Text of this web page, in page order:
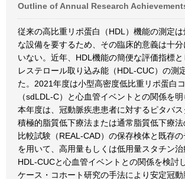
Outline of Annual Research
従来の高比重リポ蛋白（HDL）機能の測定
な設備を要するため、その臨床的意義は十
いない。近年、HDL機能の簡便な評価指標と
レステロール取り込み能（HDL-CUC）の測
た。2021年度は小型高密度低比重リポ蛋白
（sdLDL-C）と心血管イベントとの関係を明
本年度は、冠動脈疾患患者に対するピタバ
積極的脂質低下療法または通常脂質低下療
比較試験（REAL-CAD）の保存検体と既存
を用いて、高用量もしくは低用量スタチン
HDL-CUCと心血管イベントとの関係を検討し
ケース・コホート研究の手法により安定冠動